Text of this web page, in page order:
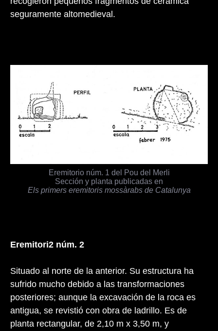
seguramente altomedieval.
Eremitorio núm. 1 del Pou del Merli
Sección y planta publicadas en
Els primers eremitoris mossàrabs de Catalunya
Eremitori2 núm. 2
Situado al norte de la anterior. Su estructura ha
sufrido mucho debido a las transformaciones
posteriores; aunque la excavación de la roca es
antigua, se revistió con obra de ladrillo. Es de
planta rectangular, de 2,10 m x 3,50 m, y